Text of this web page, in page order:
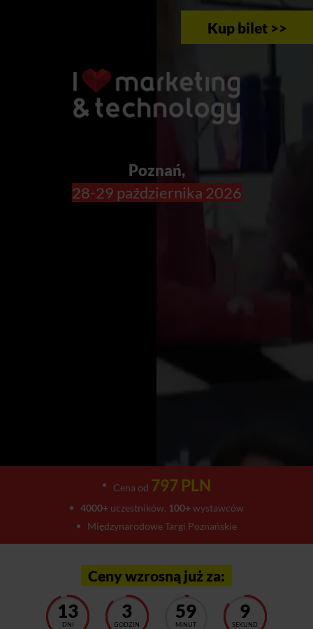
Kup bilet >>
Poznań,
28-29 października 2026
Cena od 797 PLN
4000+uczestników, 100+wystawców
Międzynarodowe Targi Poznańskie
Ceny wzrosną już za:
13
DNI
3
GODZIN
59
MINUT
3
SEKUND